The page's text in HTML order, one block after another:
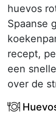
huevos
Spaanse
recept,
een
over de